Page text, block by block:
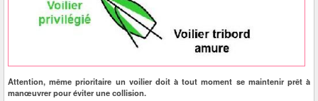
Attention, même prioritaire un voilier doit à tout moment se maintenir prêt à
manœuvrer pour éviter une collision.